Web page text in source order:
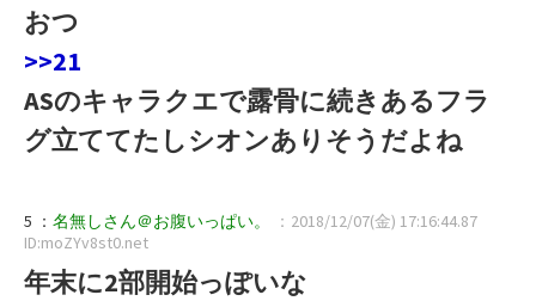
おつ
>>21
ASのキャラクエで露骨に続きあるフラ
グ立ててたしシオンありそうだよね
5 ： 名無しさん＠お腹いっぱい。
：2018/12/07(金) 17:16:44.87
ID:moZYv8st0.net
年末に2部開始っぽいな